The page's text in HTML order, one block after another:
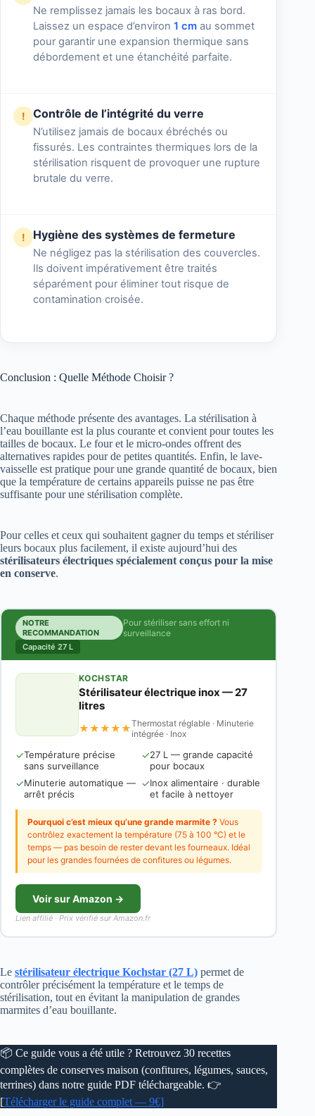
Ne remplissez jamais les bocaux à ras bord.
Laissez un espace d’environ 1 cm au sommet
pour garantir une expansion thermique sans
débordement et une étanchéité parfaite.
! Contrôle de l’intégrité du verre
N’utilisez jamais de bocaux ébréchés ou
fissurés. Les contraintes thermiques lors de la
stérilisation risquent de provoquer une rupture
brutale du verre.
! Hygiène des systèmes de fermeture
Ne négligez pas la stérilisation des couvercles.
Ils doivent impérativement être traités
séparément pour éliminer tout risque de
contamination croisée.
Conclusion : Quelle Méthode Choisir ?
Chaque méthode présente des avantages. La stérilisation à
l’eau bouillante est la plus courante et convient pour toutes les
tailles de bocaux. Le four et le micro-ondes offrent des
alternatives rapides pour de petites quantités. Enfin, le lave-
vaisselle est pratique pour une grande quantité de bocaux, bien
que la température de certains appareils puisse ne pas être
suffisante pour une stérilisation complète.
Pour celles et ceux qui souhaitent gagner du temps et stériliser
leurs bocaux plus facilement, il existe aujourd’hui des
stérilisateurs électriques spécialement conçus pour la mise
en conserve.
NOTRE
RECOMMANDATION
Pour stériliser sans effort ni
surveillance
Capacité 27 L
KOCHSTAR
Stérilisateur électrique inox — 27
litres
★★★★★Thermostat réglable · Minuterie
intégrée · Inox
✓Température précise
sans surveillance
✓27 L — grande capacité
pour bocaux
✓Minuterie automatique —
arrêt précis
✓Inox alimentaire · durable
et facile à nettoyer
Pourquoi c’est mieux qu’une grande marmite ?Vous
contrôlez exactement la température (75 à 100 °C) et le
temps — pas besoin de rester devant les fourneaux. Idéal
pour les grandes fournées de confitures ou légumes.
Voir sur Amazon →
Lien affilié · Prix vérifié sur Amazon.fr
Le stérilisateur électrique Kochstar (27 L) permet de
contrôler précisément la température et le temps de
stérilisation, tout en évitant la manipulation de grandes
marmites d’eau bouillante.
📦 Ce guide vous a été utile ? Retrouvez 30 recettes
complètes de conserves maison (confitures, légumes, sauces,
terrines) dans notre guide PDF téléchargeable. 👉
[Télécharger le guide complet — 9€]